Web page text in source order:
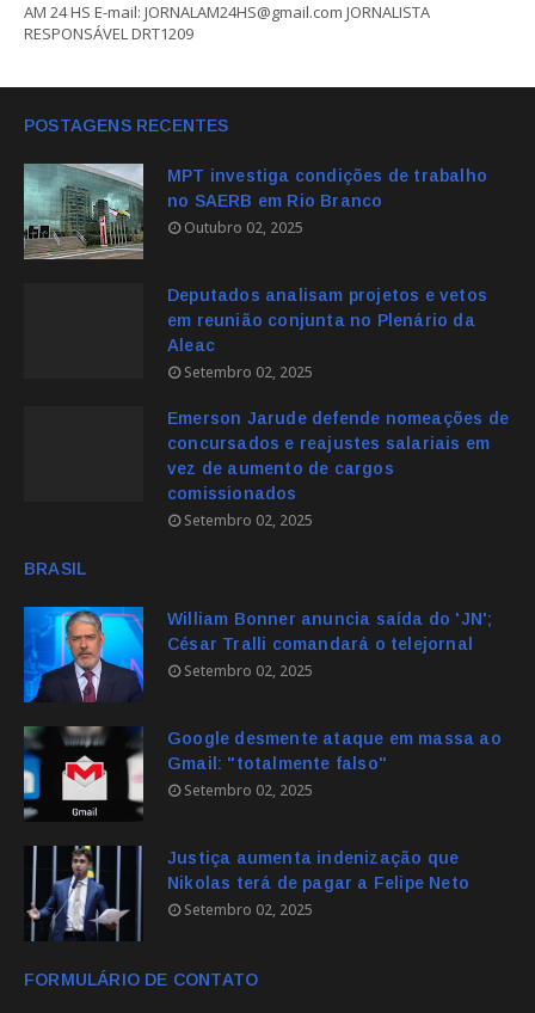
AM 24 HS E-mail: JORNALAM24HS@gmail.com JORNALISTA
RESPONSÁVEL DRT1209
POSTAGENS RECENTES
MPT investiga condições de trabalho
no SAERB em Rio Branco
Outubro 02, 2025
Deputados analisam projetos e vetos
em reunião conjunta no Plenário da
Aleac
Setembro 02, 2025
Emerson Jarude defende nomeações de
concursados e reajustes salariais em
vez de aumento de cargos
comissionados
Setembro 02, 2025
BRASIL
William Bonner anuncia saída do 'JN';
César Tralli comandará o telejornal
Setembro 02, 2025
Google desmente ataque em massa ao
Gmail: "totalmente falso"
Setembro 02, 2025
Justiça aumenta indenização que
Nikolas terá de pagar a Felipe Neto
Setembro 02, 2025
FORMULÁRIO DE CONTATO